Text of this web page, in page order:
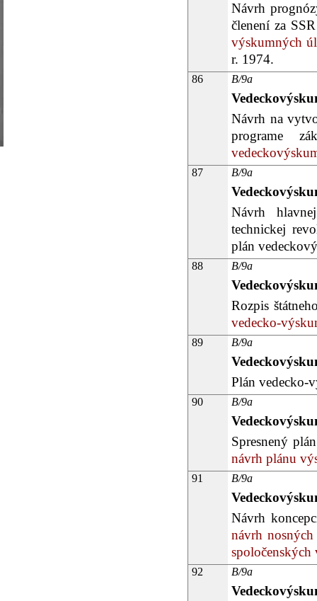
Návrh
členení za
výskumných
r. 1974.
86 B/9a
Návrh na
programe
87 B/9a
Návrh
technickej
plán
88 B/9a
Rozpis
vedecko-
89 B/9a
Plán vedecko-
90 B/9a
Spresnený
návrh plánu
91 B/9a
Návrh
návrh
spoločenských
92 B/9a